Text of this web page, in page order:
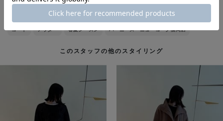
バーニーズ ニューヨーク BARNEYS NEW YORK ウィメンズウェア
コート アウター 春夏シーズン バーニーズ ニューヨーク福岡店
このスタッフの他のスタイリング